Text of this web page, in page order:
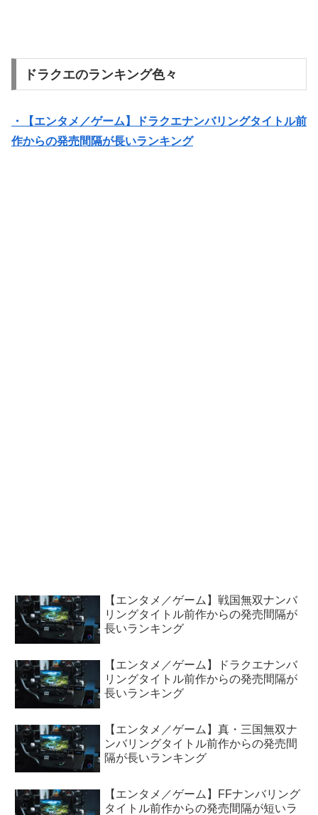
ドラクエのランキング色々
・【エンタメ／ゲーム】ドラクエナンバリングタイトル前
作からの発売間隔が長いランキング
【エンタメ／ゲーム】戦国無双ナンバ
リングタイトル前作からの発売間隔が
長いランキング
【エンタメ／ゲーム】ドラクエナンバ
リングタイトル前作からの発売間隔が
長いランキング
【エンタメ／ゲーム】真・三国無双ナ
ンバリングタイトル前作からの発売間
隔が長いランキング
【エンタメ／ゲーム】FFナンバリング
タイトル前作からの発売間隔が短いラ